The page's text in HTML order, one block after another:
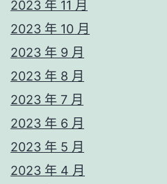
2023 年 11 月
2023 年 10 月
2023 年 9 月
2023 年 8 月
2023 年 7 月
2023 年 6 月
2023 年 5 月
2023 年 4 月